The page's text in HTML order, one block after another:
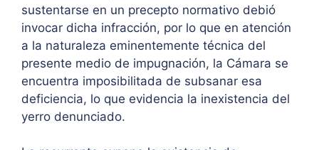
sustentarse en un precepto normativo debió
invocar dicha infracción, por lo que en atención
a la naturaleza eminentemente técnica del
presente medio de impugnación, la Cámara se
encuentra imposibilitada de subsanar esa
deficiencia, lo que evidencia la inexistencia del
yerro denunciado.